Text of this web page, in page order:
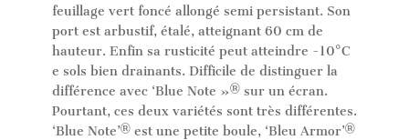
feuillage vert foncé allongé semi persistant. Son
port est arbustif, étalé, atteignant 60 cm de
hauteur. Enfin sa rusticité peut atteindre -10°C
e sols bien drainants. Difficile de distinguer la
différence avec ‘Blue Note »® sur un écran.
Pourtant, ces deux variétés sont très différentes.
‘Blue Note’® est une petite boule, ‘Bleu Armor’®